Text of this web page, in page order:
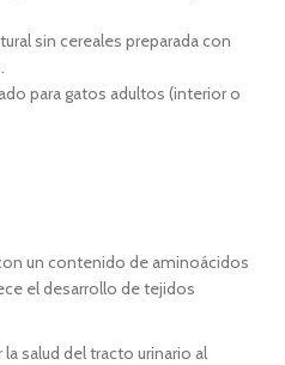
sin cereales preparada con
para gatos adultos (interior o
un contenido de aminoácidos
el desarrollo de tejidos
salud del tracto urinario al